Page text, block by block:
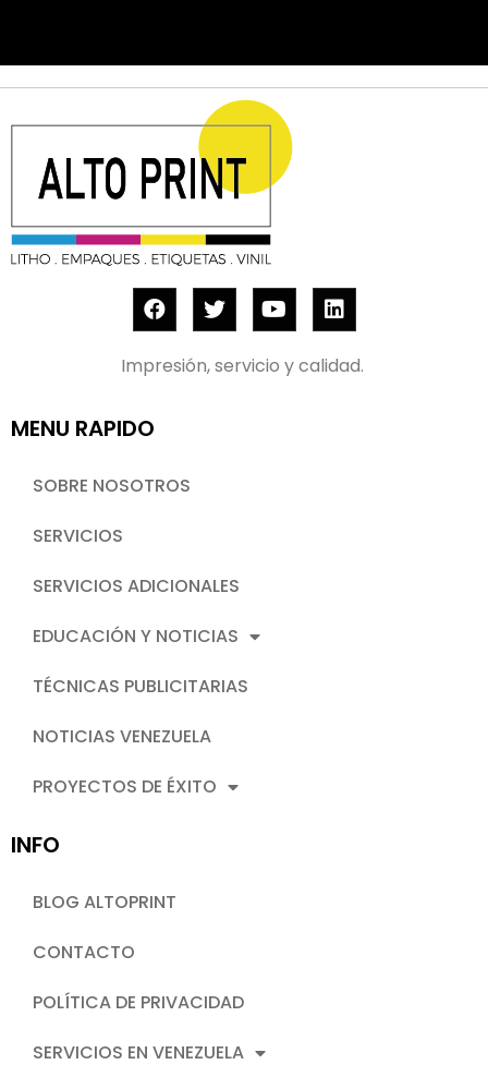
Impresión, servicio y calidad.
MENU RAPIDO
SOBRE NOSOTROS
SERVICIOS
SERVICIOS ADICIONALES
EDUCACIÓN Y NOTICIAS
TÉCNICAS PUBLICITARIAS
NOTICIAS VENEZUELA
PROYECTOS DE ÉXITO
INFO
BLOG ALTOPRINT
CONTACTO
POLÍTICA DE PRIVACIDAD
SERVICIOS EN VENEZUELA